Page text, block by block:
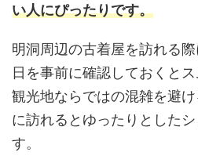
い人にぴったりです。
明洞周辺の古着屋を訪れる
日を事前に確認しておくとス
観光地ならではの混雑を避
に訪れるとゆったりとした
す。